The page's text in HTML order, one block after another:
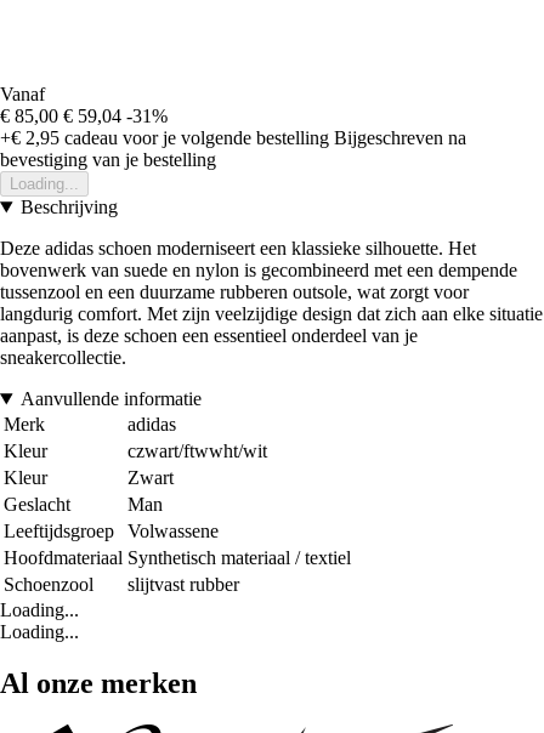
Vanaf
€ 85,00 € 59,04 -31%
+€ 2,95 cadeau voor je volgende bestelling Bijgeschreven na
bevestiging van je bestelling
Loading...
Beschrijving
Deze adidas schoen moderniseert een klassieke silhouette. Het
bovenwerk van suede en nylon is gecombineerd met een dempende
tussenzool en een duurzame rubberen outsole, wat zorgt voor
langdurig comfort. Met zijn veelzijdige design dat zich aan elke situatie
aanpast, is deze schoen een essentieel onderdeel van je
sneakercollectie.
Aanvullende informatie
Merk
adidas
Kleur
czwart/ftwwht/wit
Kleur
Zwart
Geslacht
Man
Leeftijdsgroep
Volwassene
Hoofdmateriaal Synthetisch materiaal / textiel
Schoenzool
slijtvast rubber
Loading...
Loading...
Al onze merken